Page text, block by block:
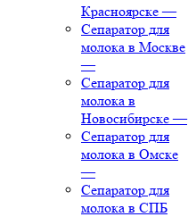
Красноярске —
Сепаратор для
молока в Москве
—
Сепаратор для
молока в
Новосибирске —
Сепаратор для
молока в Омске
—
Сепаратор для
молока в СПБ